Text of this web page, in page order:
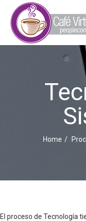
Home
El proceso de Tecnología